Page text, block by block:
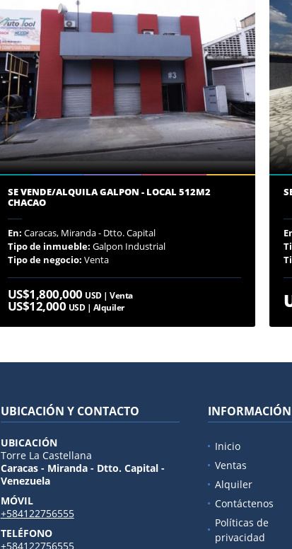
SE VENDE/ALQUILA GALPON - LOCAL 512M2
CHACAO
En: Caracas, Miranda - Dtto. Capital
Tipo de inmueble: Galpon Industrial
Tipo de negocio: Venta
US$1,800,000 USD | Venta
US$12,000 USD | Alquiler
UBICACIÓN Y CONTACTO
UBICACIÓN
Torre La Castellana
Caracas - Miranda - Dtto. Capital -
Venezuela
MÓVIL
+584122756555
TELÉFONO
+584122756555
INFORMACIÓN
Inicio
Ventas
Alquiler
Contáctenos
Políticas de
privacidad